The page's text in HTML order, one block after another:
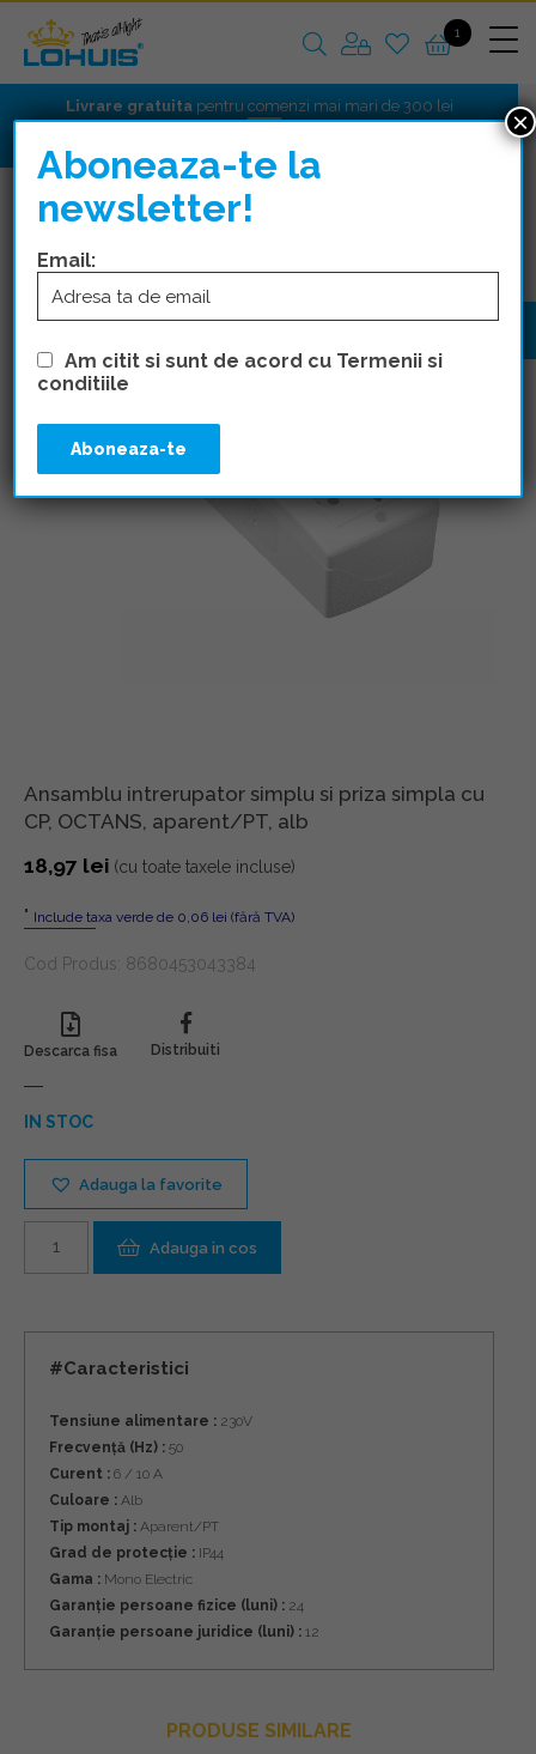
1
Livrare gratuitapentru comenzi mai mari de 300 lei
APARATAJ PT
OCTANS
Ansamblu intrerupator simplu si priza simpla cu
CP, OCTANS, aparent/PT, alb
18,97 lei (cu toate taxele incluse)
" Include taxa verde de 0,06 lei (fără TVA)
Cod Produs: 8680453043384
Descarca fisa Distribuiti
IN STOC
Adauga la favorite
Adauga in cos
#Caracteristici
Tensiune alimentare : 230V
Frecvență (Hz) : 50
Curent : 6 / 10 A
Culoare : Alb
Tip montaj : Aparent/PT
Grad de protecție : IP44
Gama : Mono Electric
Garanție persoane fizice (luni) : 24
Garanție persoane juridice (luni) : 12
PRODUSE SIMILARE
Aboneaza-te la
newsletter!
Email:
Am citit si sunt de acord cu Termenii si
conditiile
×